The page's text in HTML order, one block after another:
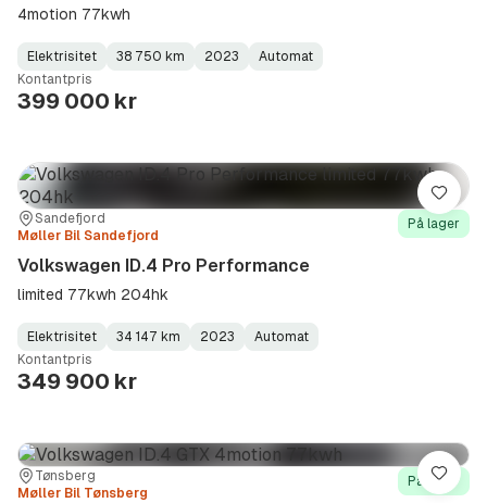
4motion 77kwh
Fuel
Type:
Elektrisitet
Kilometerstand :
38 750 km
Model
Year:
2023
Gearbox
Type:
Automat
Kontantpris
399 000 kr
Sted:
Sandefjord
Forhandler:
Møller Bil Sandefjord
På lager
Volkswagen ID.4 Pro Performance
limited 77kwh 204hk
Fuel
Type:
Elektrisitet
Kilometerstand:
34 147 km
Model
Year:
2023
Gearbox
Type:
Automat
Kontantpris
349 900 kr
Lagre
Sted:Tønsberg
Forhandler:
Møller Bil Tønsberg
På lager
Lagre